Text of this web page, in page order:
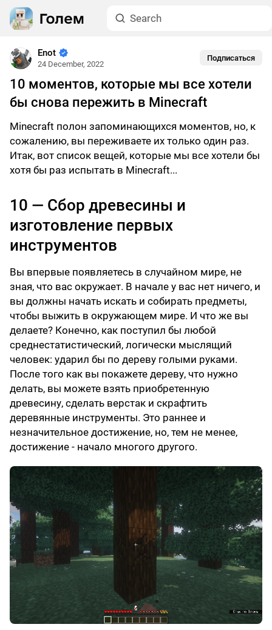
Enot
24 December, 2022
Подписаться
10 моментов, которые мы все хотели
бы снова пережить в Minecraft
Minecraft полон запоминающихся моментов, но, к
сожалению, вы переживаете их только один раз.
Итак, вот список вещей, которые мы все хотели бы
хотя бы раз испытать в Minecraft...
10 — Сбор древесины и
изготовление первых
инструментов
Вы впервые появляетесь в случайном мире, не
зная, что вас окружает. В начале у вас нет ничего, и
вы должны начать искать и собирать предметы,
чтобы выжить в окружающем мире. И что же вы
делаете? Конечно, как поступил бы любой
среднестатистический, логически мыслящий
человек: ударил бы по дереву голыми руками.
После того как вы покажете дереву, что нужно
делать, вы можете взять приобретенную
древесину, сделать верстак и скрафтить
деревянные инструменты. Это раннее и
незначительное достижение, но, тем не менее,
достижение - начало многого другого.